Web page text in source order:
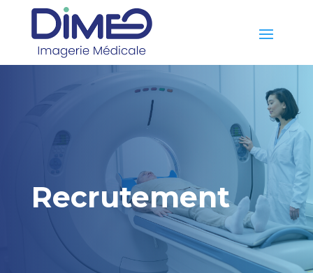
Recrutement